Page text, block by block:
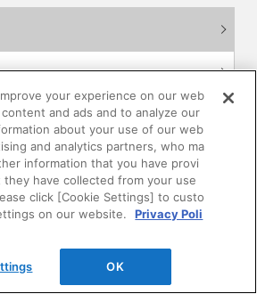
求
ド
ュレーション
your experience on our web
and ads and to analyze our
about your use of our web
and analytics partners, who ma
information that you have provi
have collected from your use
click [Cookie Settings] to custo
on our website.
Privacy Poli
OK